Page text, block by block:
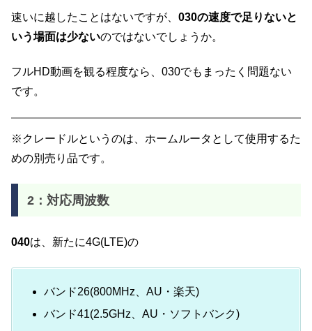
速いに越したことはないですが、 030の速度で足りないと
いう場面は少ないのではないでしょうか。
フルHD動画を観る程度なら、030でもまったく問題ない
です。
※クレードルというのは、ホームルータとして使用するた
めの別売り品です。
2：対応周波数
040は、新たに4G(LTE)の
バンド26(800MHz、AU・楽天)
バンド41(2.5GHz、AU・ソフトバンク)